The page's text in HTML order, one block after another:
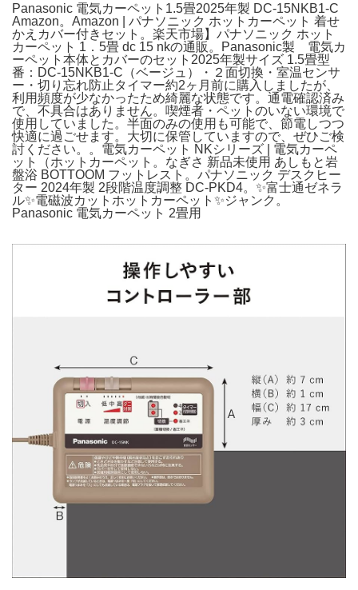
Panasonic 電気カーペット1.5畳2025年製 DC-15NKB1-C
Amazon。Amazon | パナソニック ホットカーペット 着せ
かえカバー付きセット。楽天市場】パナソニック ホット
カーペット 1．5畳 dc 15 nkの通販。Panasonic製 電気カ
ーペット本体とカバーのセット2025年製サイズ 1.5畳型
番：DC-15NKB1-C（ベージュ）・２面切換・室温センサ
ー・切り忘れ防止タイマー約2ヶ月前に購入しましたが、
利用頻度が少なかったため綺麗な状態です。通電確認済み
で、不具合はありません。喫煙者・ペットのいない環境で
使用していました。半面のみの使用も可能で、節電しつつ
快適に過ごせます。大切に保管していますので、ぜひご検
討ください。。電気カーペット NKシリーズ | 電気カーペ
ット（ホットカーペット。なぎさ 新品未使用 あしもと岩
盤浴 BOTTOOM フットレスト。パナソニック デスクヒー
ター 2024年製 2段階温度調整 DC-PKD4。✨富士通ゼネラ
ル✨電磁波カットホットカーペット✨ジャンク。
Panasonic 電気カーペット 2畳用